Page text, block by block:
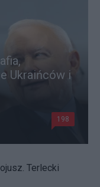
Ukraińców i
198
Terlecki